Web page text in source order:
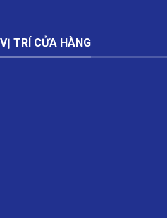
VỊ TRÍ CỬA HÀNG